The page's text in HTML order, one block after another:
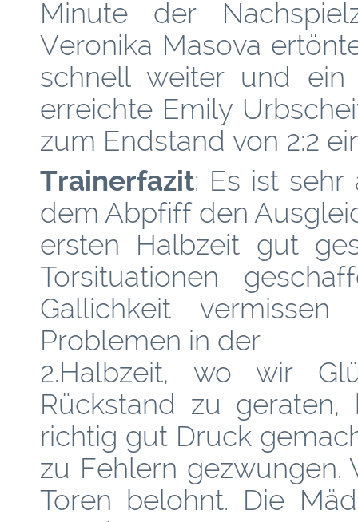
Minute der
Veronika Masova
schnell weiter und ein
erreichte Emily
zum Endstand von 2:2
Trainerfazit: Es ist
dem Abpfiff den
ersten Halbzeit gut
Torsituationen
Gallichkeit
Problemen in der
2.Halbzeit, wo wir
Rückstand zu
richtig gut Druck
zu Fehlern
Toren belohnt. Die